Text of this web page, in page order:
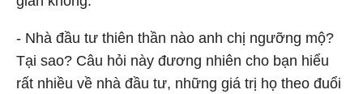
- Nhà đầu tư thiên thần nào anh chị ngưỡng mộ?
Tại sao? Câu hỏi này đương nhiên cho bạn hiểu
rất nhiều về nhà đầu tư, những giá trị họ theo đuổi